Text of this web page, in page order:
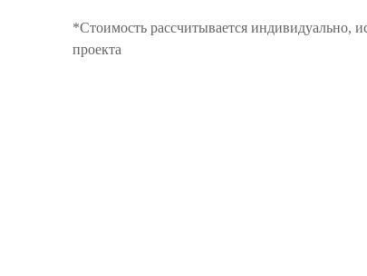
*Стоимость рассчитывается индивидуально,
проекта